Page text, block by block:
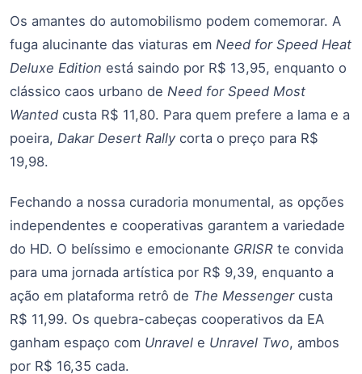
Os amantes do automobilismo podem comemorar. A
fuga alucinante das viaturas em Need for Speed Heat
Deluxe Edition está saindo por R$ 13,95, enquanto o
clássico caos urbano de Need for Speed Most
Wanted custa R$ 11,80. Para quem prefere a lama e a
poeira, Dakar Desert Rallycorta o preço para R$
19,98.
Fechando a nossa curadoria monumental, as opções
independentes e cooperativas garantem a variedade
do HD. O belíssimo e emocionante GRISR te convida
para uma jornada artística por R$ 9,39, enquanto a
ação em plataforma retrô de The Messengercusta
R$ 11,99. Os quebra-cabeças cooperativos da EA
ganham espaço com Unravel e Unravel Two, ambos
por R$ 16,35 cada.